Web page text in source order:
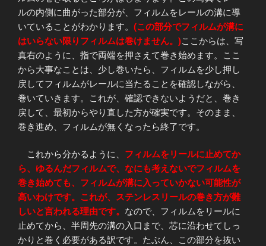
ルの内側に曲がった部分が、フィルムをレールの溝に導
いていることがわかります。 (この部分でフィルムが溝に
はいらない限りフィルムは巻けません。)ここからは、写
真右のように、指で両端を押さえて巻き始めます。ここ
から大事なことは、少し巻いたら、フィルムを少し押し
戻してフィルムがレールに当たることを確認しながら、
巻いていきます。これが、確認できないようだと、巻き
戻して、最初からやり直した方が確実です。そのまま、
巻き進め、フィルムが無くなったら終了です。
これから分かるように、 フィルムをリールに止めてか
ら、ゆるんだフィルムで、なにも考えないでフィルムを
巻き始めても、フィルムが溝に入っていかない可能性が
高いわけです。これが、ステンレスリールの巻き方が難
しいと言われる理由です。 なので、フィルムをリールに
止めてから、半周先の溝の入口まで、芯に沿わせてしっ
かりと巻く必要がある訳です。たぶん、この部分を抜い